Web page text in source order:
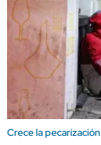
Crece la pecarización